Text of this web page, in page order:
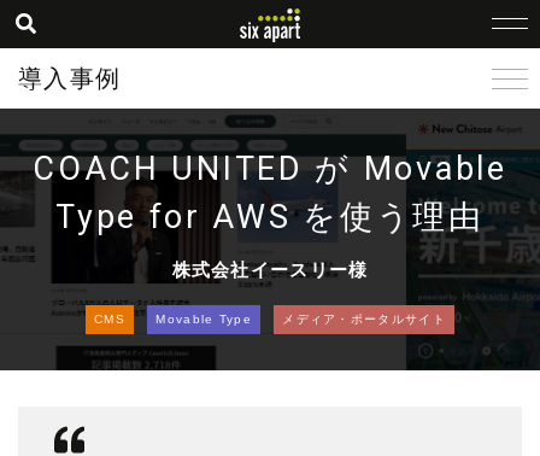
導入事例
COACH UNITED が Movable
Type for AWS を使う理由
株式会社イースリー様
CMS Movable Type メディア・ポータルサイト